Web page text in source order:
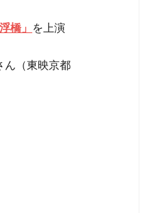
橋」 を上演
ん（東映京都